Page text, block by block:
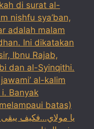
di surat al-
nishfu sya’ban,
adalah malam
Ini dikatakan
Ibnu Rajab,
dan al-Syinqithi.
al-kalim
Banyak
batas)